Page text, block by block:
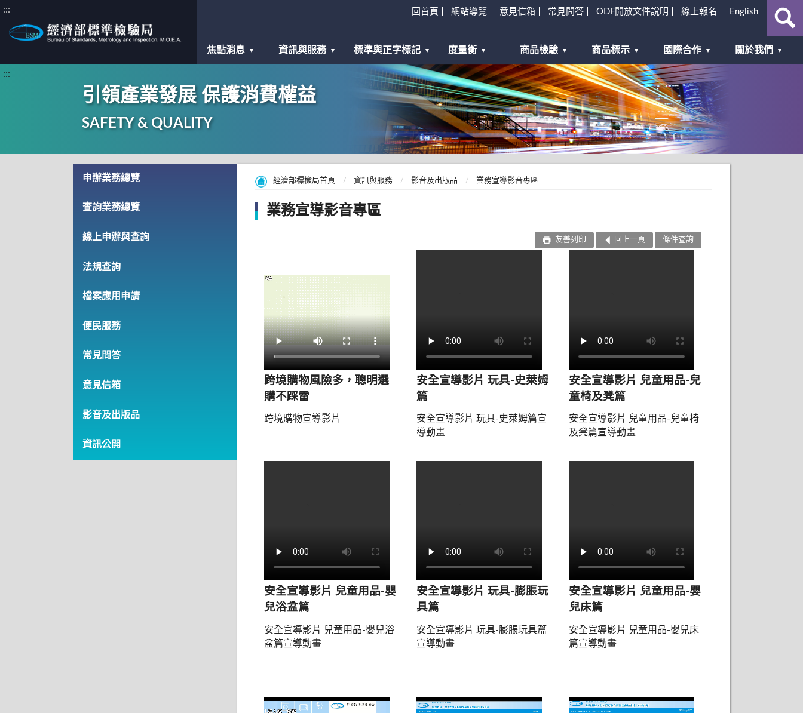
回首頁 網站導覽 意見信箱 常見問答 ODF開放文件說明 線上報名 English
:::
焦點消息 資訊與服務 標準與正字標記 度量衡 商品檢驗 商品標示 國際合作 關於我們
:::
引領產業發展 保護消費權益
SAFETY & QUALITY
申辦業務總覽
查詢業務總覽
線上申辦與查詢
法規查詢
檔案應用申請
便民服務
常見問答
意見信箱
影音及出版品
資訊公開
經濟部標檢局首頁 資訊與服務 影音及出版品 業務宣導影音專區
業務宣導影音專區
條件查詢
回上一頁
友善列印
跨境購物風險多，聰明選
購不踩雷
跨境購物宣導影片
安全宣導影片 玩具-史萊姆
篇
安全宣導影片 玩具-史萊姆篇宣
導動畫
安全宣導影片 兒童用品-兒
童椅及凳篇
安全宣導影片 兒童用品-兒童椅
及凳篇宣導動畫
安全宣導影片 兒童用品-嬰
兒浴盆篇
安全宣導影片 兒童用品-嬰兒浴
盆篇宣導動畫
安全宣導影片 玩具-膨脹玩
具篇
安全宣導影片 玩具-膨脹玩具篇
宣導動畫
安全宣導影片 兒童用品-嬰
兒床篇
安全宣導影片 兒童用品-嬰兒床
篇宣導動畫